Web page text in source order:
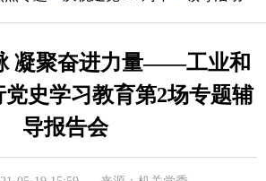
凝聚奋进力量——​工业和
史学习教育第2场专题辅
导报告会